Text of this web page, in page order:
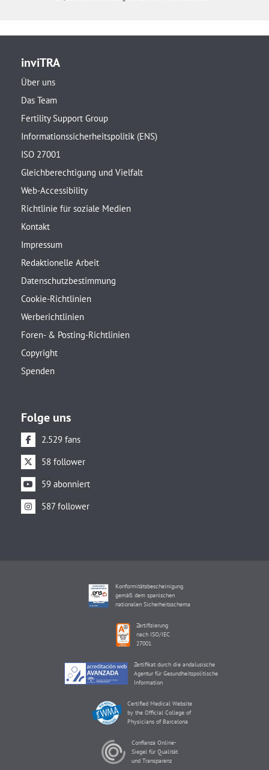
inviTRA
Über uns
Das Team
Fertility Support Group
Informationssicherheitspolitik (ENS)
ISO 27001
Gleichberechtigung und Vielfalt
Web-Accessibility
Richtlinie für soziale Medien
Kontakt
Impressum
Redaktionelle Arbeit
Datenschutzbestimmung
Cookie-Richtlinien
Werberichtlinien
Foren- & Posting-Richtlinien
Copyright
Spenden
Folge uns
2.529 fans
58 follower
59 abonniert
587 follower
Konformitätsbescheinigung
gemäß dem spanischen
nationalen Sicherheitsschema
Zertifizierung
nach ISO/IEC
27001
Zertifikat durch die andalusische
Agentur für Gesundheitspolitische
Information
Certified Medical Website
by the Official College of
Physicians of Barcelona
Confianza Online-
Siegel für Qualität
und Transparenz